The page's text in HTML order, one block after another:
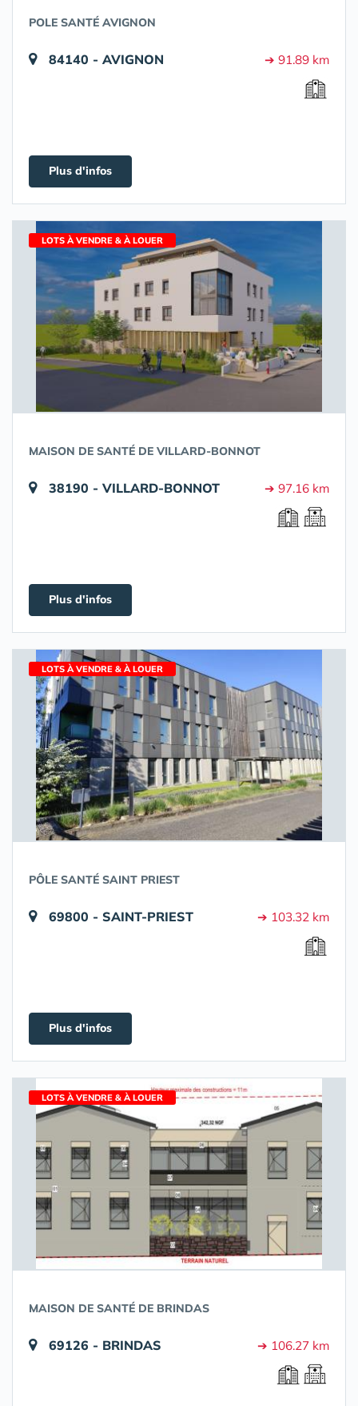
POLE SANTÉ AVIGNON
84140 - AVIGNON ➔ 91.89 km
Plus d'infos
LOTS À VENDRE & À LOUER
MAISON DE SANTÉ DE VILLARD-BONNOT
38190 - VILLARD-BONNOT ➔ 97.16 km
Plus d'infos
LOTS À VENDRE & À LOUER
PÔLE SANTÉ SAINT PRIEST
69800 - SAINT-PRIEST ➔ 103.32 km
Plus d'infos
LOTS À VENDRE & À LOUER
MAISON DE SANTÉ DE BRINDAS
69126 - BRINDAS ➔ 106.27 km